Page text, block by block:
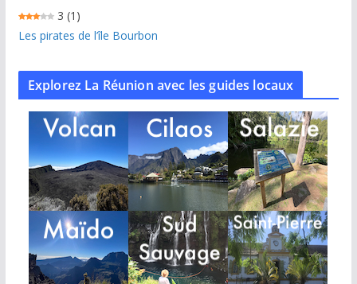
3 (1)
Les pirates de l’île Bourbon
Explorez La Réunion avec les guides locaux